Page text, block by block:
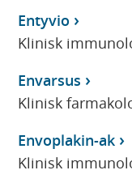
Entyvio
Klinisk
Envarsus
Klinisk
Envoplakin-ak
Klinisk